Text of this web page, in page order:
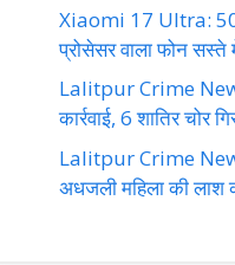
Xiaomi 17 Ultra:
प्रोसेसर वाला फोन
Lalitpur Crime
कार्रवाई, 6 शातिर चोर
Lalitpur Crime
अधजली महिला की लाश